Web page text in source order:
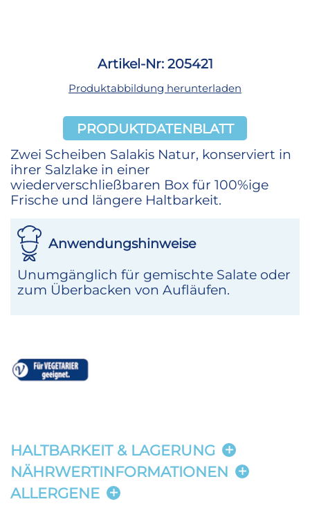
Artikel-Nr: 205421
Produktabbildung herunterladen
PRODUKTDATENBLATT
Zwei Scheiben Salakis Natur, konserviert in
ihrer Salzlake in einer
wiederverschließbaren Box für 100%ige
Frische und längere Haltbarkeit.
Anwendungshinweise
Unumgänglich für gemischte Salate oder
zum Überbacken von Aufläufen.
HALTBARKEIT & LAGERUNG
NÄHRWERTINFORMATIONEN
ALLERGENE